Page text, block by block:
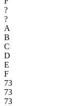
?
?
A
B
C
D
E
F
73
73
73